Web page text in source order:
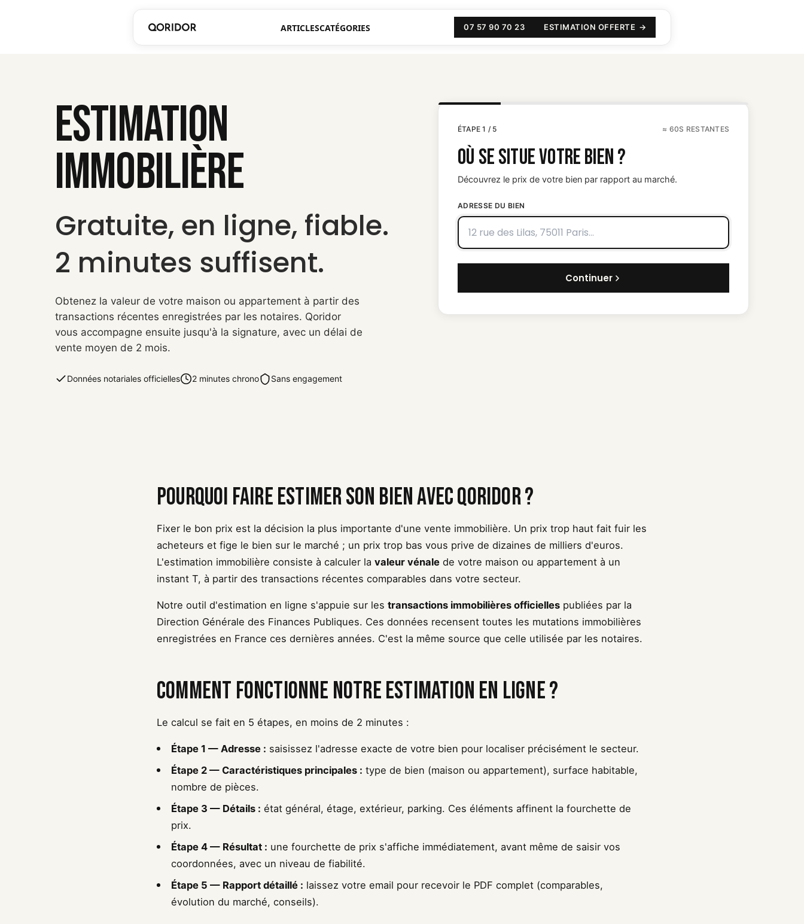
ARTICLESCATÉGORIES 07 57 90 70 23 ESTIMATION OFFERTE
Estimation
immobilière
Gratuite, en ligne, fiable.
2 minutes suffisent.
Obtenez la valeur de votre maison ou appartement à partir des
transactions récentes enregistrées par les notaires. Qoridor
vous accompagne ensuite jusqu'à la signature, avec un délai de
vente moyen de 2 mois.
Données notariales officielles 2 minutes chrono Sans engagement
ÉTAPE 1 / 5 ≈ 60S RESTANTES
Où se situe votre bien ?
Découvrez le prix de votre bien par rapport au marché.
ADRESSE DU BIEN
Continuer
Pourquoi faire estimer son bien avec Qoridor ?
Fixer le bon prix est la décision la plus importante d'une vente immobilière. Un prix trop haut fait fuir les
acheteurs et fige le bien sur le marché ; un prix trop bas vous prive de dizaines de milliers d'euros.
L'estimation immobilière consiste à calculer la valeur vénale de votre maison ou appartement à un
instant T, à partir des transactions récentes comparables dans votre secteur.
Notre outil d'estimation en ligne s'appuie sur les transactions immobilières officielles publiées par la
Direction Générale des Finances Publiques. Ces données recensent toutes les mutations immobilières
enregistrées en France ces dernières années. C'est la même source que celle utilisée par les notaires.
Comment fonctionne notre estimation en ligne ?
Le calcul se fait en 5 étapes, en moins de 2 minutes :
Étape 1 — Adresse : saisissez l'adresse exacte de votre bien pour localiser précisément le secteur.
Étape 2 — Caractéristiques principales : type de bien (maison ou appartement), surface habitable,
nombre de pièces.
Étape 3 — Détails : état général, étage, extérieur, parking. Ces éléments affinent la fourchette de
prix.
Étape 4 — Résultat : une fourchette de prix s'affiche immédiatement, avant même de saisir vos
coordonnées, avec un niveau de fiabilité.
Étape 5 — Rapport détaillé : laissez votre email pour recevoir le PDF complet (comparables,
évolution du marché, conseils).